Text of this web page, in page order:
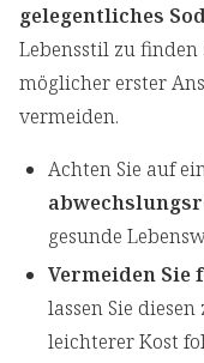
gelegentliches
Lebensstil zu
möglicher erster
vermeiden.
Achten Sie auf
gesunde
Vermeiden Sie
lassen Sie
leichterer Kost